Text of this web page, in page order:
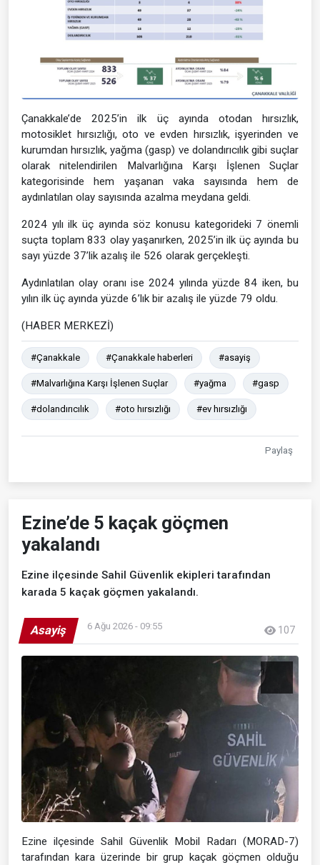
Çanakkale’de 2025’in ilk üç ayında otodan hırsızlık,
motosiklet hırsızlığı, oto ve evden hırsızlık, işyerinden ve
kurumdan hırsızlık, yağma (gasp) ve dolandırıcılık gibi suçlar
olarak nitelendirilen Malvarlığına Karşı İşlenen Suçlar
kategorisinde hem yaşanan vaka sayısında hem de
aydınlatılan olay sayısında azalma meydana geldi.
2024 yılı ilk üç ayında söz konusu kategorideki 7 önemli
suçta toplam 833 olay yaşanırken, 2025’in ilk üç ayında bu
sayı yüzde 37’lik azalış ile 526 olarak gerçekleşti.
Aydınlatılan olay oranı ise 2024 yılında yüzde 84 iken, bu
yılın ilk üç ayında yüzde 6’lık bir azalış ile yüzde 79 oldu.
(HABER MERKEZİ)
#Çanakkale #Çanakkale haberleri #asayiş
#Malvarlığına Karşı İşlenen Suçlar #yağma #gasp
#dolandırıcılık #oto hırsızlığı #ev hırsızlığı
Paylaş
Ezine’de 5 kaçak göçmen
yakalandı
Ezine ilçesinde Sahil Güvenlik ekipleri tarafından
karada 5 kaçak göçmen yakalandı.
Asayiş 6 Ağu 2026 - 09:55 107
Ezine ilçesinde Sahil Güvenlik Mobil Radarı (MORAD-7)
tarafından kara üzerinde bir grup kaçak göçmen olduğu